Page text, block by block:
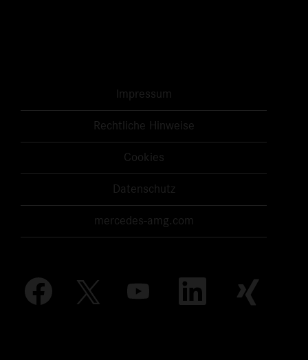
Impressum
Rechtliche Hinweise
Cookies
Datenschutz
mercedes-amg.com
W
W
W
r